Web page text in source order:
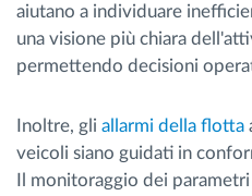
aiutano a individuare
una visione più chiara
permettendo decisioni
Inoltre, gli allarmi della flotta
veicoli siano guidati in
Il monitoraggio dei parametri